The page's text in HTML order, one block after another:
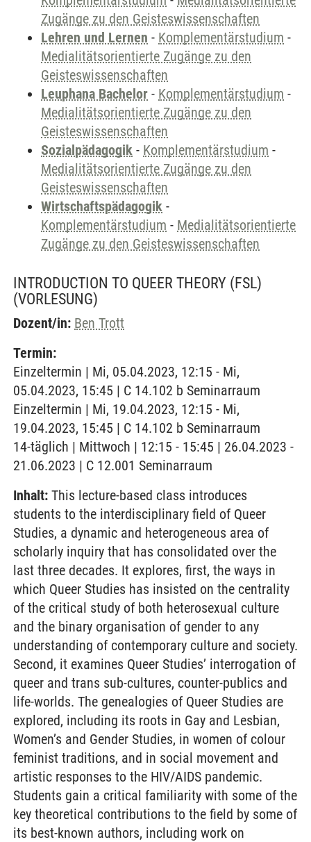
Zugänge zu den Geisteswissenschaften
Lehren und Lernen - Komplementärstudium -
Medialitätsorientierte Zugänge zu den
Geisteswissenschaften
Leuphana Bachelor - Komplementärstudium -
Medialitätsorientierte Zugänge zu den
Geisteswissenschaften
Sozialpädagogik - Komplementärstudium -
Medialitätsorientierte Zugänge zu den
Geisteswissenschaften
Wirtschaftspädagogik -
Komplementärstudium - Medialitätsorientierte
Zugänge zu den Geisteswissenschaften
INTRODUCTION TO QUEER THEORY (FSL)
(VORLESUNG)
Dozent/in: Ben Trott
Termin:
Einzeltermin | Mi, 05.04.2023, 12:15 - Mi,
05.04.2023, 15:45 | C 14.102 b Seminarraum
Einzeltermin | Mi, 19.04.2023, 12:15 - Mi,
19.04.2023, 15:45 | C 14.102 b Seminarraum
14-täglich | Mittwoch | 12:15 - 15:45 | 26.04.2023 -
21.06.2023 | C 12.001 Seminarraum
Inhalt: This lecture-based class introduces
students to the interdisciplinary field of Queer
Studies, a dynamic and heterogeneous area of
scholarly inquiry that has consolidated over the
last three decades. It explores, first, the ways in
which Queer Studies has insisted on the centrality
of the critical study of both heterosexual culture
and the binary organisation of gender to any
understanding of contemporary culture and society.
Second, it examines Queer Studies’ interrogation of
queer and trans sub-cultures, counter-publics and
life-worlds. The genealogies of Queer Studies are
explored, including its roots in Gay and Lesbian,
Women’s and Gender Studies, in women of colour
feminist traditions, and in social movement and
artistic responses to the HIV/AIDS pandemic.
Students gain a critical familiarity with some of the
key theoretical contributions to the field by some of
its best-known authors, including work on